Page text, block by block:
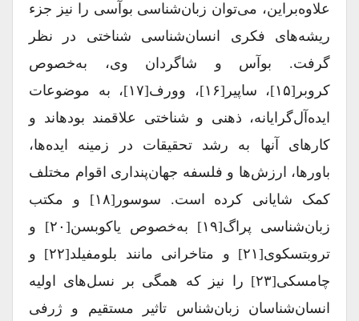
علاوه‌براین، می‌توان زبان‌شناسی بوآسی را نیز جزء
ریشه‌های فکری انسان‌شناسی شناختی در نظر
گرفت. بوآس و شاگردان وی، به‌خصوص
کروبر[۱۵]، ساپیر[۱۶]، وورف[۱۷]، به موضوعات
ایده‌آل‌گرایانه، ذهنی و شناختی علاقمند بوده‎اند و
کارهای آنها به رشد تحقیقات در زمینه ایده‌ها،
باورها، ارزش‌ها و فلسفه جهان‌پنداری اقوام مختلف
کمک شایانی کرده است. سوسور[۱۸] و مکتب
زبان‌شناسی پراگ[۱۹] به‌خصوص یاکوبسن[۲۰] و
تروبتسکوی[۲۱] و متاخرانی مانند بلومفیلد[۲۲] و
چامسکی[۲۳] را نیز که همگی بر نسل‌های اولیه
انسان‌‌شناسان زبان‌شناس تاثیر مستقیم و ژرفی